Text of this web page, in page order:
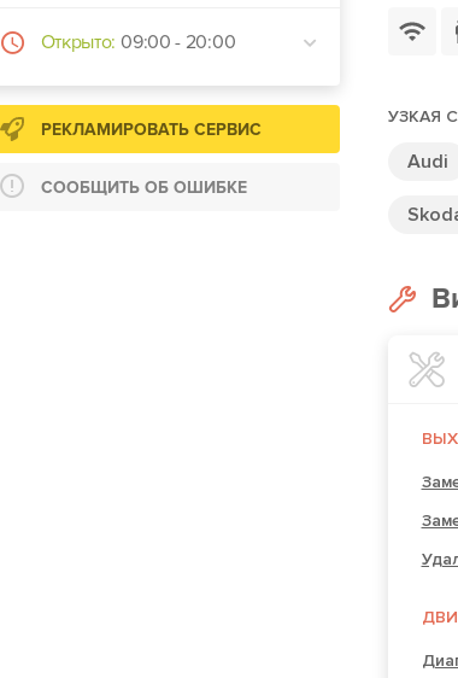
Открыто: 09:00 - 20:00
РЕКЛАМИРОВАТЬ СЕРВИС
СООБЩИТЬ ОБ ОШИБКЕ
УЗКАЯ
Audi